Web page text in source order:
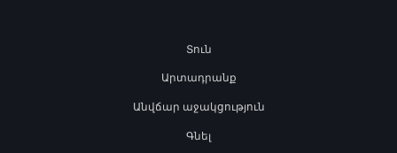
Տուն
Արտադրանք
Անվճար աջակցություն
Գնել